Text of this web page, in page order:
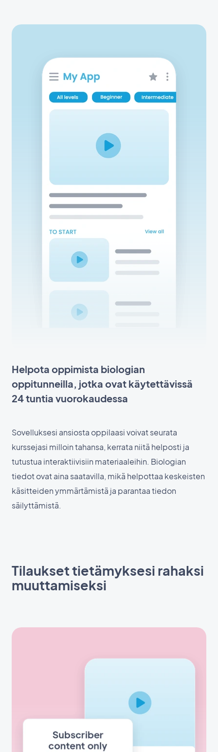
Helpota oppimista biologian
oppitunneilla, jotka ovat käytettävissä
24 tuntia vuorokaudessa
Sovelluksesi ansiosta oppilaasi voivat seurata
kurssejasi milloin tahansa, kerrata niitä helposti ja
tutustua interaktiivisiin materiaaleihin. Biologian
tiedot ovat aina saatavilla, mikä helpottaa keskeisten
käsitteiden ymmärtämistä ja parantaa tiedon
säilyttämistä.
Tilaukset tietämyksesi rahaksi
muuttamiseksi